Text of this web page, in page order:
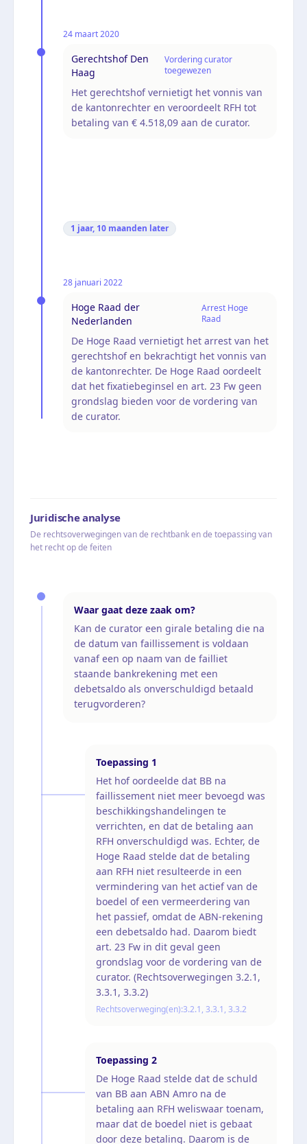
24 maart 2020
Gerechtshof Den
Haag
Vordering curator
toegewezen
Het gerechtshof vernietigt het vonnis van
de kantonrechter en veroordeelt RFH tot
betaling van € 4.518,09 aan de curator.
1 jaar, 10 maanden later
28 januari 2022
Hoge Raad der
Nederlanden
Arrest Hoge
Raad
De Hoge Raad vernietigt het arrest van het
gerechtshof en bekrachtigt het vonnis van
de kantonrechter. De Hoge Raad oordeelt
dat het fixatiebeginsel en art. 23 Fw geen
grondslag bieden voor de vordering van
de curator.
Juridische analyse
De rechtsoverwegingen van de rechtbank en de toepassing van
het recht op de feiten
Waar gaat deze zaak om?
Kan de curator een girale betaling die na
de datum van faillissement is voldaan
vanaf een op naam van de failliet
staande bankrekening met een
debetsaldo als onverschuldigd betaald
terugvorderen?
Toepassing 1
Het hof oordeelde dat BB na
faillissement niet meer bevoegd was
beschikkingshandelingen te
verrichten, en dat de betaling aan
RFH onverschuldigd was. Echter, de
Hoge Raad stelde dat de betaling
aan RFH niet resulteerde in een
vermindering van het actief van de
boedel of een vermeerdering van
het passief, omdat de ABN-rekening
een debetsaldo had. Daarom biedt
art. 23 Fw in dit geval geen
grondslag voor de vordering van de
curator. (Rechtsoverwegingen 3.2.1,
3.3.1, 3.3.2)
Rechtsoverweging(en):3.2.1, 3.3.1, 3.3.2
Toepassing 2
De Hoge Raad stelde dat de schuld
van BB aan ABN Amro na de
betaling aan RFH weliswaar toenam,
maar dat de boedel niet is gebaat
door deze betaling. Daarom is de